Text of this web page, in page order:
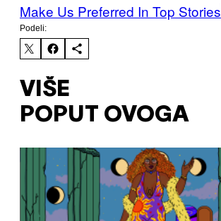
Make Us Preferred In Top Stories
Podeli:
VIŠE
POPUT OVOGA